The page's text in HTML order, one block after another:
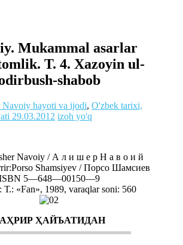
Mukammal asarlar
T. 4. Xazoyin ul-
shabob
Navoiy hayoti va ijodi, O'zbek tarixi,
29.03.2012 izoh yo'q
Navoiy / А л и ш е р Н а в о и й
Shamsiyev / Порсо Шамсиев
5—648—00150—9
Т.: «Fan», 1989, varaqlar soni: 560
ҲАЙЪАТИДАН